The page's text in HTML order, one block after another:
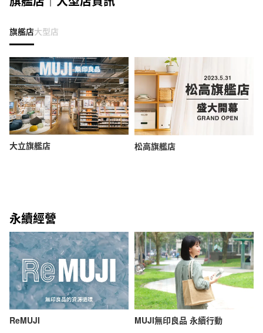
旗艦店大型店
大立旗艦店 松高旗艦店
永續經營
ReMUJI MUJI無印良品 永續行動